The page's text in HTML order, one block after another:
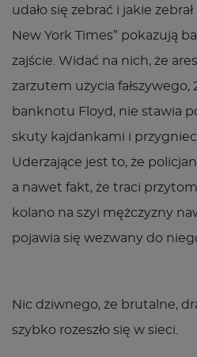
udało się zebrać i jakie
New York Times” pokazują
zajście. Widać na nich, że
zarzutem użycia
banknotu Floyd, nie stawia
skuty kajdankami i
Uderzające jest to, że
a nawet fakt, że traci
kolano na szyi mężczyzny
pojawia się wezwany do
Nic dziwnego, że brutalne,
szybko rozeszło się w sieci.